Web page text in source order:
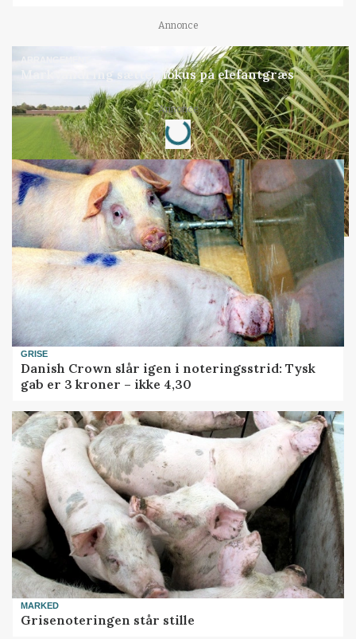
Annonce
ARRANGEMENT
Markvandring sætter fokus på elefantgræs
Annonce
Loading...
GRISE
Danish Crown slår igen i noteringsstrid: Tysk
gab er 3 kroner – ikke 4,30
MARKED
Grisenoteringen står stille